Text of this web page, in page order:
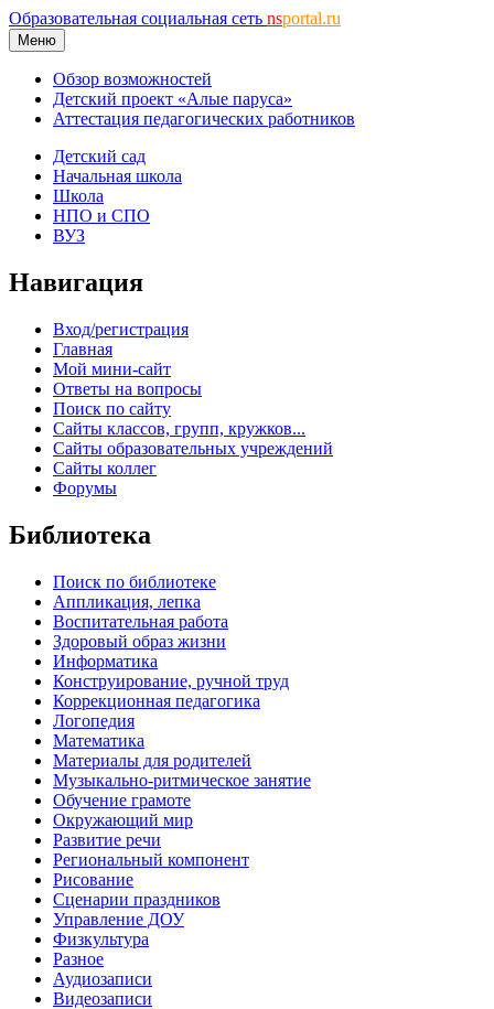
Образовательная социальная сеть nsportal.ru
Меню
Обзор возможностей
Детский проект «Алые паруса»
Аттестация педагогических работников
Детский сад
Начальная школа
Школа
НПО и СПО
ВУЗ
Навигация
Вход/регистрация
Главная
Мой мини-сайт
Ответы на вопросы
Поиск по сайту
Сайты классов, групп, кружков...
Сайты образовательных учреждений
Сайты коллег
Форумы
Библиотека
Поиск по библиотеке
Аппликация, лепка
Воспитательная работа
Здоровый образ жизни
Информатика
Конструирование, ручной труд
Коррекционная педагогика
Логопедия
Математика
Материалы для родителей
Музыкально-ритмическое занятие
Обучение грамоте
Окружающий мир
Развитие речи
Региональный компонент
Рисование
Сценарии праздников
Управление ДОУ
Физкультура
Разное
Аудиозаписи
Видеозаписи